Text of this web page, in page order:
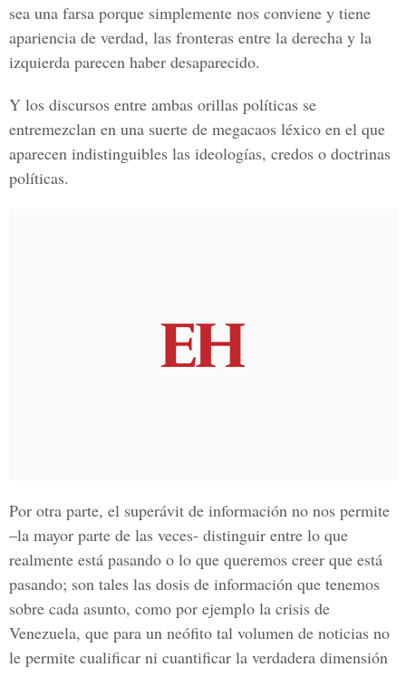
sea una farsa porque simplemente nos conviene y tiene
apariencia de verdad, las fronteras entre la derecha y la
izquierda parecen haber desaparecido.
Y los discursos entre ambas orillas políticas se
entremezclan en una suerte de megacaos léxico en el que
aparecen indistinguibles las ideologías, credos o doctrinas
políticas.
Por otra parte, el superávit de información no nos permite
–la mayor parte de las veces- distinguir entre lo que
realmente está pasando o lo que queremos creer que está
pasando; son tales las dosis de información que tenemos
sobre cada asunto, como por ejemplo la crisis de
Venezuela, que para un neófito tal volumen de noticias no
le permite cualificar ni cuantificar la verdadera dimensión